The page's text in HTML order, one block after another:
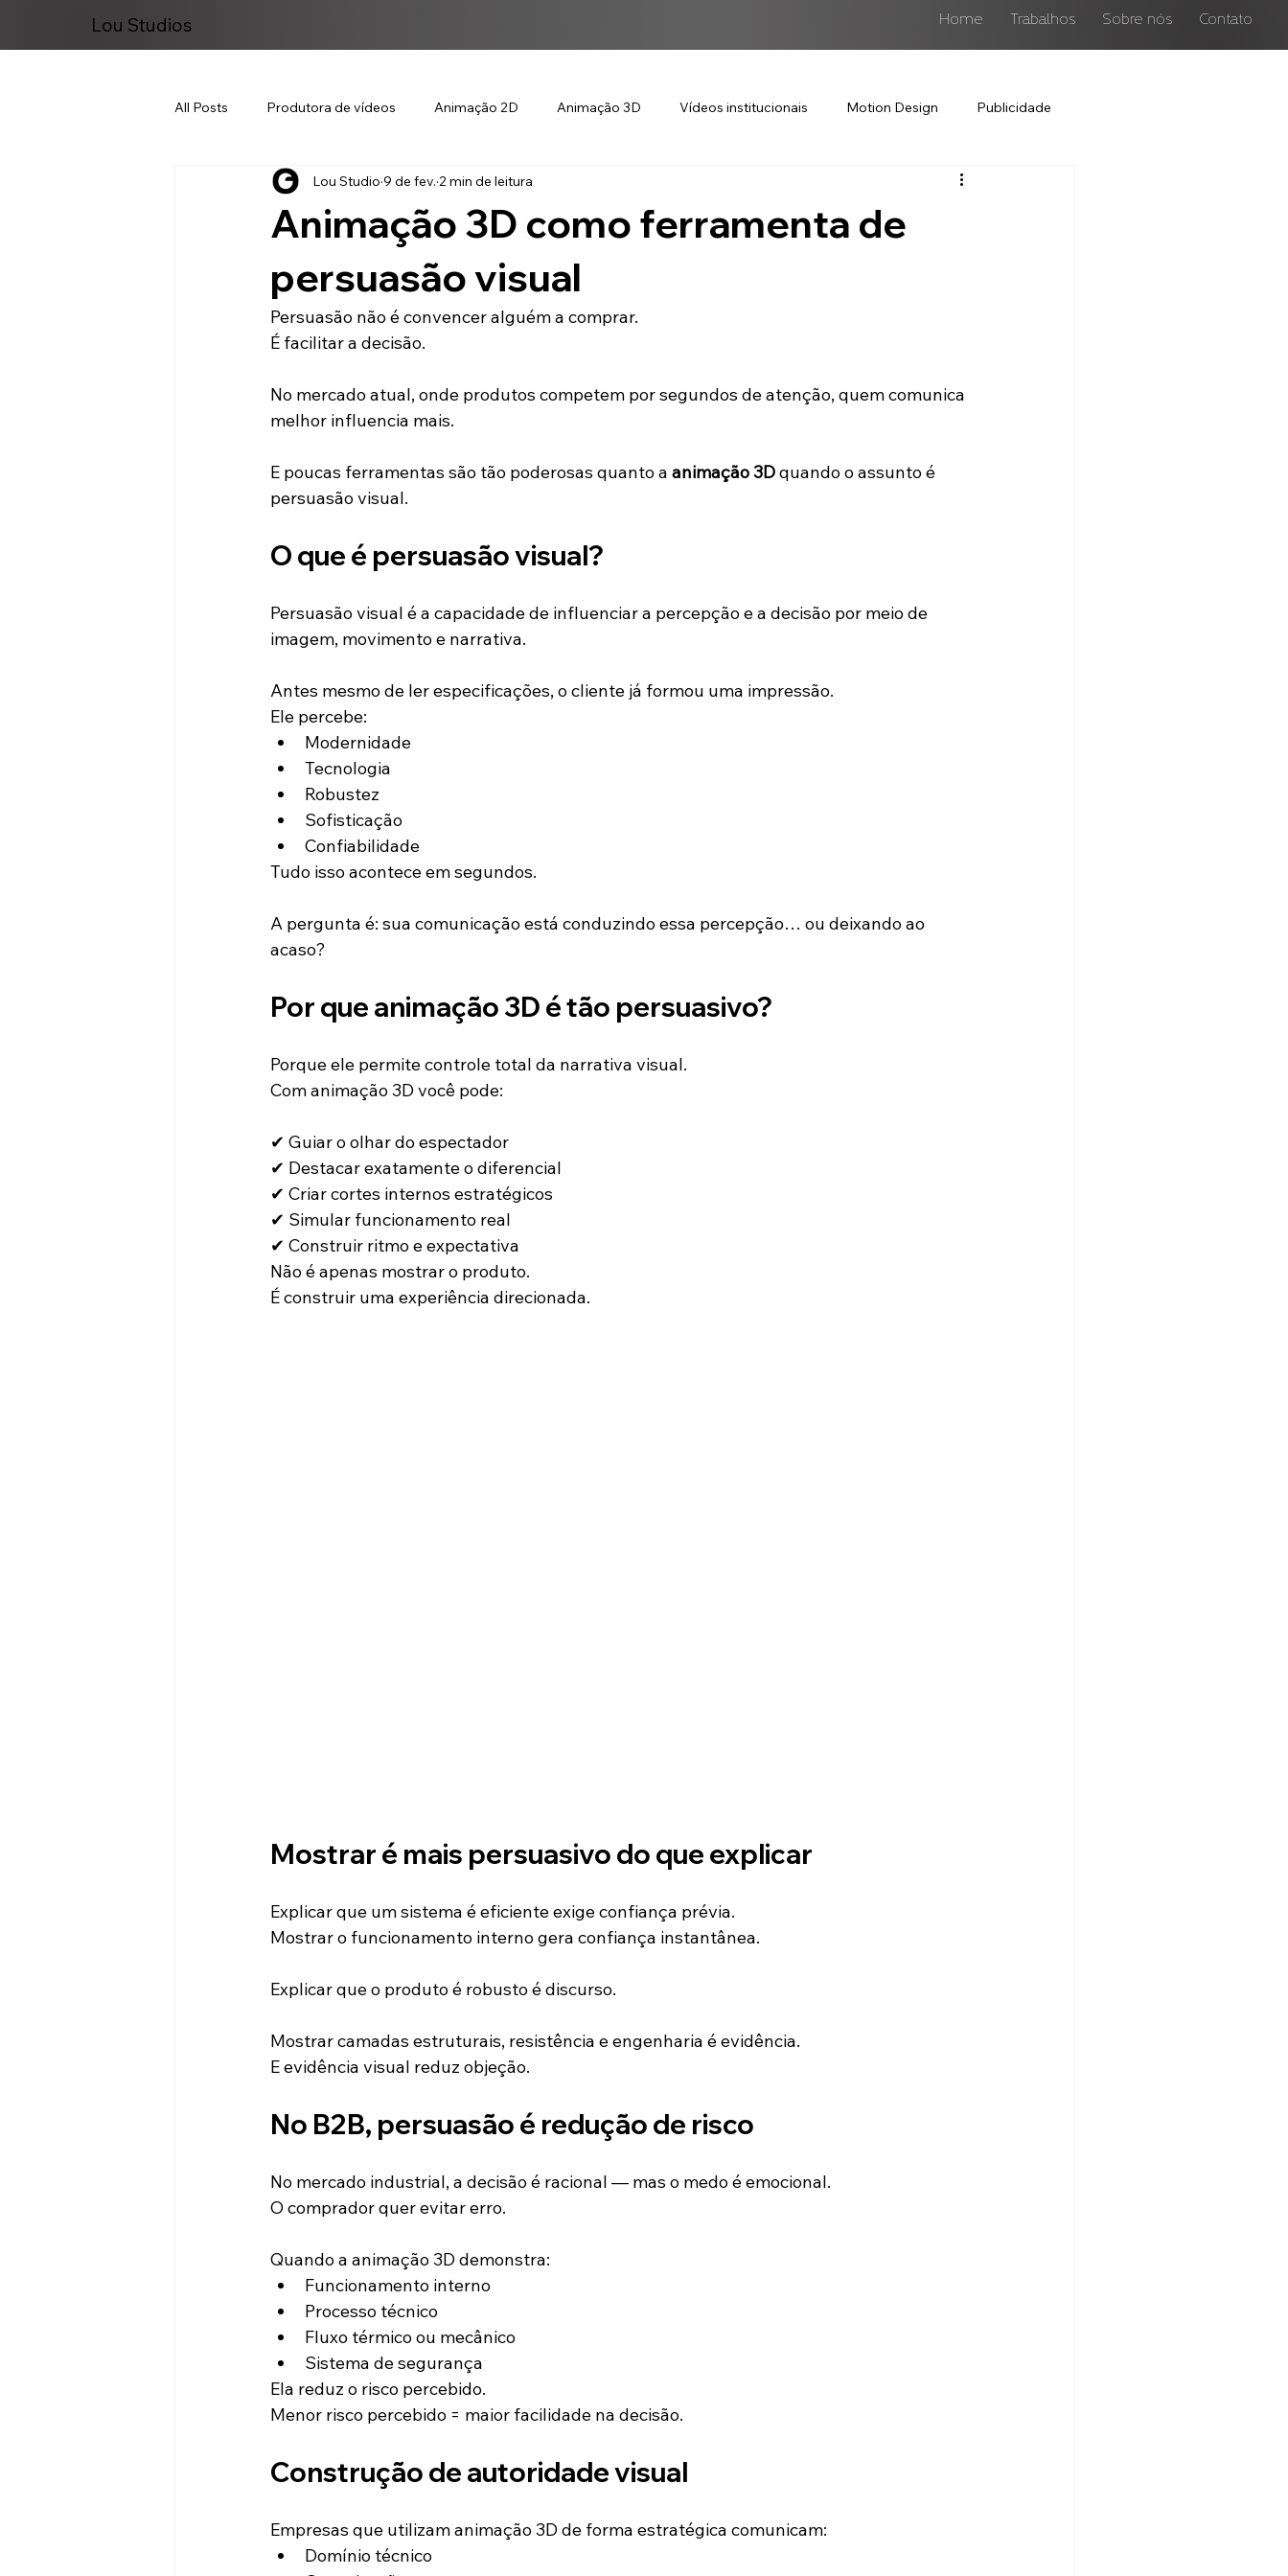
Lou Studios Home Trabalhos Sobre nós Contato
All Posts Produtora de vídeos Animação 2D Animação 3D Vídeos institucionais Motion Design Publicidade
Marketing Digital
Animação 3D como ferramenta de
persuasão visual
Lou Studio 9 de fev. 2 min de leitura
Persuasão não é convencer alguém a comprar.
É facilitar a decisão.
No mercado atual, onde produtos competem por segundos de atenção, quem comunica
melhor influencia mais.
E poucas ferramentas são tão poderosas quanto a animação 3D quando o assunto é
persuasão visual.
O que é persuasão visual?
Persuasão visual é a capacidade de influenciar a percepção e a decisão por meio de
imagem, movimento e narrativa.
Antes mesmo de ler especificações, o cliente já formou uma impressão.
Ele percebe:
Modernidade
Tecnologia
Robustez
Sofisticação
Confiabilidade
Tudo isso acontece em segundos.
A pergunta é: sua comunicação está conduzindo essa percepção… ou deixando ao
acaso?
Por que animação 3D é tão persuasivo?
Porque ele permite controle total da narrativa visual.
Com animação 3D você pode:
✔ Guiar o olhar do espectador
✔ Destacar exatamente o diferencial
✔ Criar cortes internos estratégicos
✔ Simular funcionamento real
✔ Construir ritmo e expectativa
Não é apenas mostrar o produto.
É construir uma experiência direcionada.
Mostrar é mais persuasivo do que explicar
Explicar que um sistema é eficiente exige confiança prévia.
Mostrar o funcionamento interno gera confiança instantânea.
Explicar que o produto é robusto é discurso.
Mostrar camadas estruturais, resistência e engenharia é evidência.
E evidência visual reduz objeção.
No B2B, persuasão é redução de risco
No mercado industrial, a decisão é racional — mas o medo é emocional.
O comprador quer evitar erro.
Quando a animação 3D demonstra:
Funcionamento interno
Processo técnico
Fluxo térmico ou mecânico
Sistema de segurança
Ela reduz o risco percebido.
Menor risco percebido = maior facilidade na decisão.
Construção de autoridade visual
Empresas que utilizam animação 3D de forma estratégica comunicam:
Domínio técnico